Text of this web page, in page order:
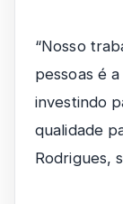
“Nosso
pessoas é
investindo
qualidade
Rodrigues,